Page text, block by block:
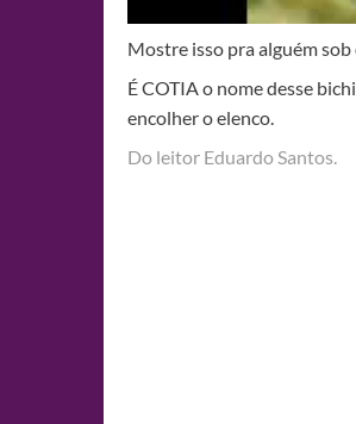
Mostre isso pra alguém
É COTIA o nome desse
encolher o elenco.
Do leitor Eduardo Santos.